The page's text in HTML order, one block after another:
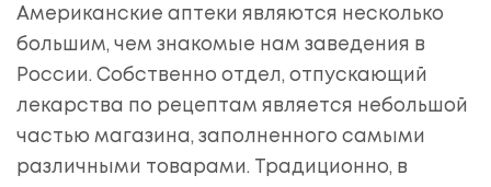
Американские аптеки являются несколько
большим, чем знакомые нам заведения в
России. Собственно отдел, отпускающий
лекарства по рецептам является небольшой
частью магазина, заполненного самыми
различными товарами. Традиционно, в